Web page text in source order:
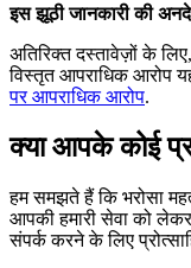
इस झूठी जानकारी की
अतिरिक्त दस्तावेज़ों के
विस्तृत आपराधिक आरोप
पर आपराधिक आरोप.
क्या आपके कोई
हम समझते हैं कि भरोसा
आपकी हमारी सेवा को
संपर्क करने के लिए